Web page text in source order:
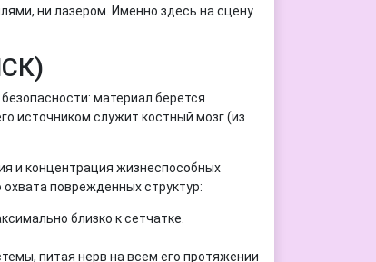
ни лазером. Именно здесь на сцену
материал берется
источником служит костный мозг (из
и концентрация жизнеспособных
поврежденных структур:
близко к сетчатке.
питая нерв на всем его протяжении